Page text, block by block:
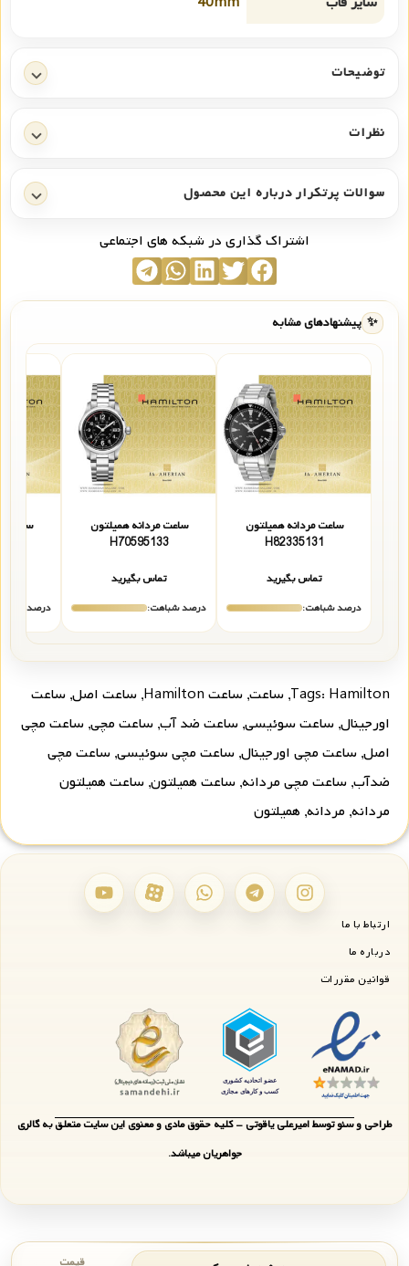
قیمت
توضیحات
نظرات
سوالات پرتکرار درباره این محصول
اشتراک گذاری در شبکه های اجتماعی
✨ پیشنهادهای مشابه
ساعت مردانه همیلتون
H82335131
تماس بگیرید
درصد شباهت:
ساعت مردانه همیلتون
H70595133
تماس بگیرید
درصد شباهت:
ساعت
درصد
Tags: Hamilton
, ساعت, ساعت Hamilton , ساعت اصل, ساعت
اورجینال, ساعت سوئیسی, ساعت ضد آب, ساعت مچی, ساعت مچی
اصل, ساعت مچی اورجینال, ساعت مچی سوئیسی, ساعت مچی
ضدآب, ساعت مچی مردانه, ساعت همیلتون, ساعت همیلتون
مردانه, مردانه, همیلتون
ارتباط با ما
درباره ما
قوانین مقررات
طراحی و سئو توسط امیرعلی یاقوتی - کلیه حقوق مادی و معنوی این سایت متعلق به گالری
جواهریان میباشد.